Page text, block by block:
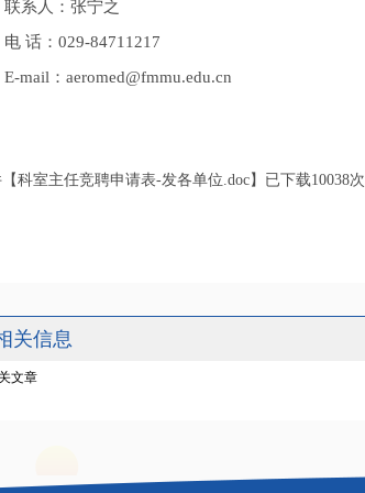
联系人：张宁之
电 话：029-84711217
E-mail：aeromed@fmmu.edu.cn
科室主任竞聘申请表-发各单位.doc】已下载10038次
关信息
文章